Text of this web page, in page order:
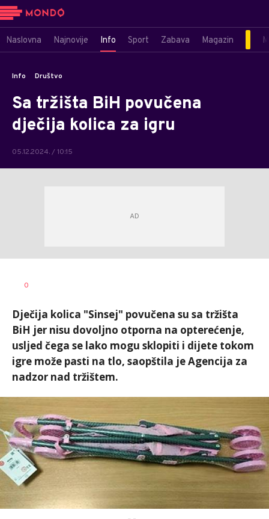
Naslovna Najnovije Info Sport Zabava Magazin
Info Društvo
Sa tržišta BiH povučena
dječija kolica za igru
05.12.2024. / 10:15
AUTOR
0
Dječija kolica "Sinsej" povučena su sa tržišta
BiH jer nisu dovoljno otporna na opterećenje,
usljed čega se lako mogu sklopiti i dijete tokom
igre može pasti na tlo, saopštila je Agencija za
nadzor nad tržištem.